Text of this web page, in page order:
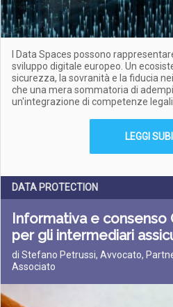
I Data Spaces possono
sviluppo digitale europeo. Un
sicurezza, la sovranità e la fiducia
che una mera sommatoria di
un'integrazione di competenze
LEGGI
DATA PROTECTION
Informativa e consenso
per gli intermediari
di Stefano Petrussi, Avvocato,
Associato